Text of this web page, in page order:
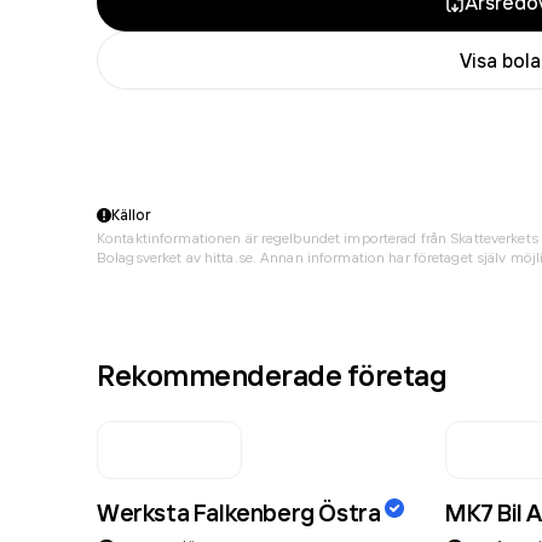
Visa
Källor
Kontaktinformationen är regelbundet importerad från
Bolagsverket av hitta.se. Annan information har företaget själv
Rekommenderade företag
Werksta Falkenberg Östra MK7 Bil